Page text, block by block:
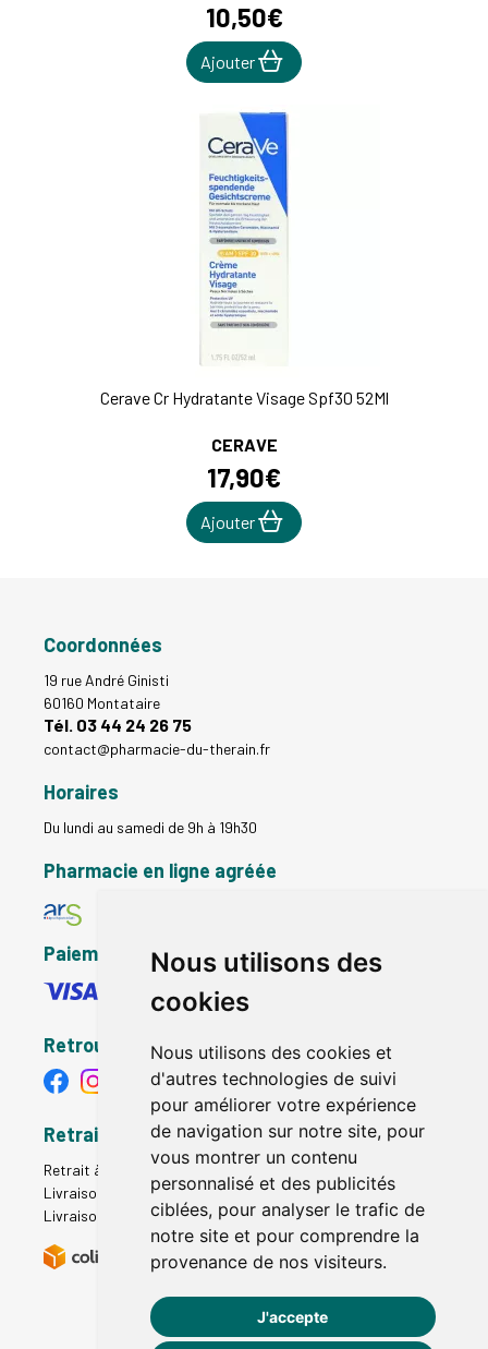
Nous utilisons des
cookies
Nous utilisons des cookies et
d'autres technologies de suivi
pour améliorer votre expérience
de navigation sur notre site, pour
vous montrer un contenu
personnalisé et des publicités
ciblées, pour analyser le trafic de
notre site et pour comprendre la
provenance de nos visiteurs.
J'accepte
10,50€
Ajouter
Cerave Cr Hydratante Visage Spf30 52Ml
CERAVE
17,90€
Ajouter
Coordonnées
19 rue André Ginisti
60160 Montataire
Tél. 03 44 24 26 75
contact@pharmacie-du-therain.fr
Horaires
Du lundi au samedi de 9h à 19h30
Pharmacie en ligne agréée
Paiement sécurisé
Retrouvez-nous
Retrait - Livraison
Retrait à la pharmacie - Click & Collect
Livraison en Point Relais
Livraison à domicile